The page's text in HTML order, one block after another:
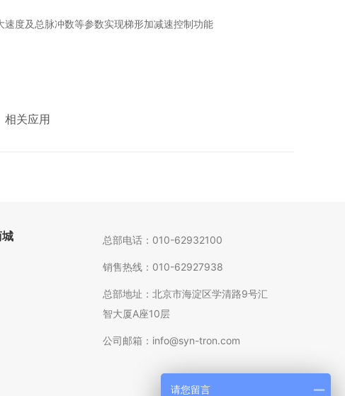
度及总脉冲数等参数实现梯形加减速控制功能
相关应用
总部电话：010-62932100
销售热线：010-62927938
总部地址：北京市海淀区学清路9号汇
智大厦A座10层
公司邮箱：info@syn-tron.com
请您留言